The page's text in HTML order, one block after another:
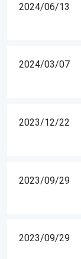
2024/06/13
2024/03/07
2023/12/22
2023/09/29
2023/09/29